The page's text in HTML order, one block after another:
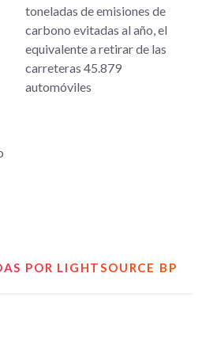
toneladas de emisiones de
carbono evitadas al año, el
equivalente a retirar de las
carreteras 45.879
automóviles
POR LIGHTSOURCE BP